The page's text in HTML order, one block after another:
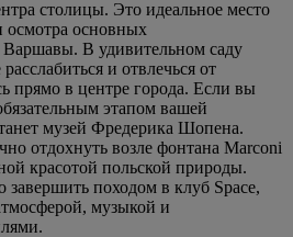
столицы. Это идеальное место
осмотра основных
Варшавы. В удивительном саду
и отвлечься от
прямо в центре города. Если вы
этапом вашей
музей Фредерика Шопена.
отдохнуть возле фонтана Marconi
красотой польской природы.
походом в клуб Space,
музыкой и